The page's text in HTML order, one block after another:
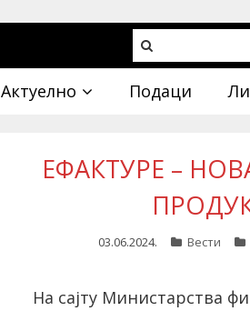
Актуелно Подаци
ЕФАКТУРЕ –
03.06.2024. Вести
На сајту Министарства